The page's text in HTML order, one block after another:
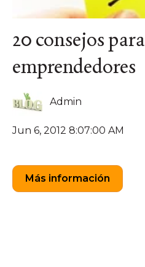
20 consejos para
emprendedores
Admin
Jun 6, 2012 8:07:00 AM
Más información